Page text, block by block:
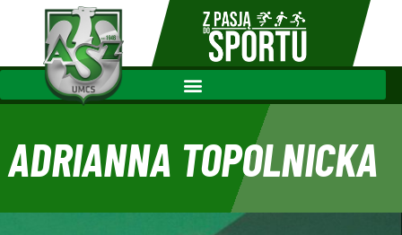
ADRIANNA TOPOLNICKA